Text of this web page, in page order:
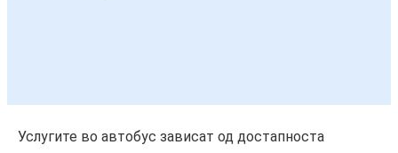
Услугите во автобус зависат од достапноста